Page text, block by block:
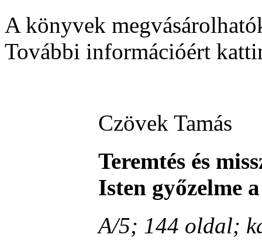
A könyvek
További információért
Czövek Tamás
Teremtés és
Isten győzelme
A/5; 144 oldal;